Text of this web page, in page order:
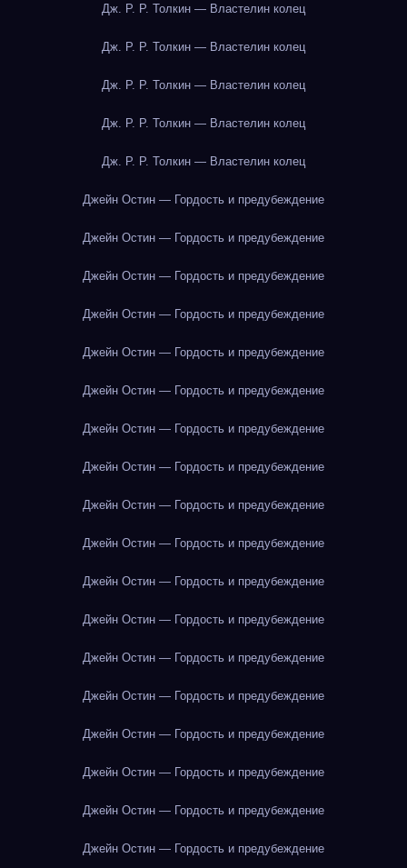
Дж. Р. Р. Толкин — Властелин колец
Дж. Р. Р. Толкин — Властелин колец
Дж. Р. Р. Толкин — Властелин колец
Дж. Р. Р. Толкин — Властелин колец
Дж. Р. Р. Толкин — Властелин колец
Джейн Остин — Гордость и предубеждение
Джейн Остин — Гордость и предубеждение
Джейн Остин — Гордость и предубеждение
Джейн Остин — Гордость и предубеждение
Джейн Остин — Гордость и предубеждение
Джейн Остин — Гордость и предубеждение
Джейн Остин — Гордость и предубеждение
Джейн Остин — Гордость и предубеждение
Джейн Остин — Гордость и предубеждение
Джейн Остин — Гордость и предубеждение
Джейн Остин — Гордость и предубеждение
Джейн Остин — Гордость и предубеждение
Джейн Остин — Гордость и предубеждение
Джейн Остин — Гордость и предубеждение
Джейн Остин — Гордость и предубеждение
Джейн Остин — Гордость и предубеждение
Джейн Остин — Гордость и предубеждение
Джейн Остин — Гордость и предубеждение